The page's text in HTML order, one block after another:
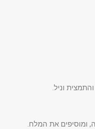
וניל.
ומוסיפים את המלח.